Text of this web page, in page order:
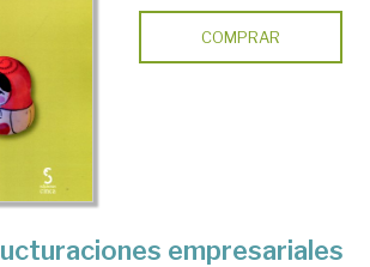
COMPRAR
empresariales